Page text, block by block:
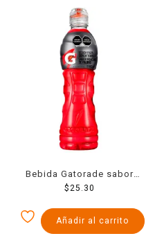
Bebida Gatorade sabor
ponche de frutas 600 ml
$ 25.30
Añadir al carrito